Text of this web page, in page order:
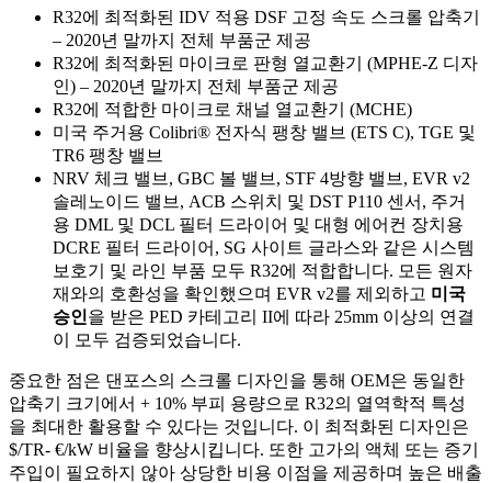
R32에 최적화된 IDV 적용 DSF 고정 속도 스크롤 압축기
– 2020년 말까지 전체 부품군 제공
R32에 최적화된 마이크로 판형 열교환기 (MPHE-Z 디자
인) – 2020년 말까지 전체 부품군 제공
R32에 적합한 마이크로 채널 열교환기 (MCHE)
미국 주거용 Colibri® 전자식 팽창 밸브 (ETS C), TGE 및
TR6 팽창 밸브
NRV 체크 밸브, GBC 볼 밸브, STF 4방향 밸브, EVR v2
솔레노이드 밸브, ACB 스위치 및 DST P110 센서, 주거
용 DML 및 DCL 필터 드라이어 및 대형 에어컨 장치용
DCRE 필터 드라이어, SG 사이트 글라스와 같은 시스템
보호기 및 라인 부품 모두 R32에 적합합니다. 모든 원자
재와의 호환성을 확인했으며 EVR v2를 제외하고 미국
승인을 받은 PED 카테고리 II에 따라 25mm 이상의 연결
이 모두 검증되었습니다.
중요한 점은 댄포스의 스크롤 디자인을 통해 OEM은 동일한
압축기 크기에서 + 10% 부피 용량으로 R32의 열역학적 특성
을 최대한 활용할 수 있다는 것입니다. 이 최적화된 디자인은
$/TR- €/kW 비율을 향상시킵니다. 또한 고가의 액체 또는 증기
주입이 필요하지 않아 상당한 비용 이점을 제공하며 높은 배출